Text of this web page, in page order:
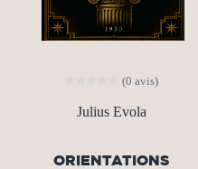
(0 avis)
Julius Evola
ORIENTATIONS